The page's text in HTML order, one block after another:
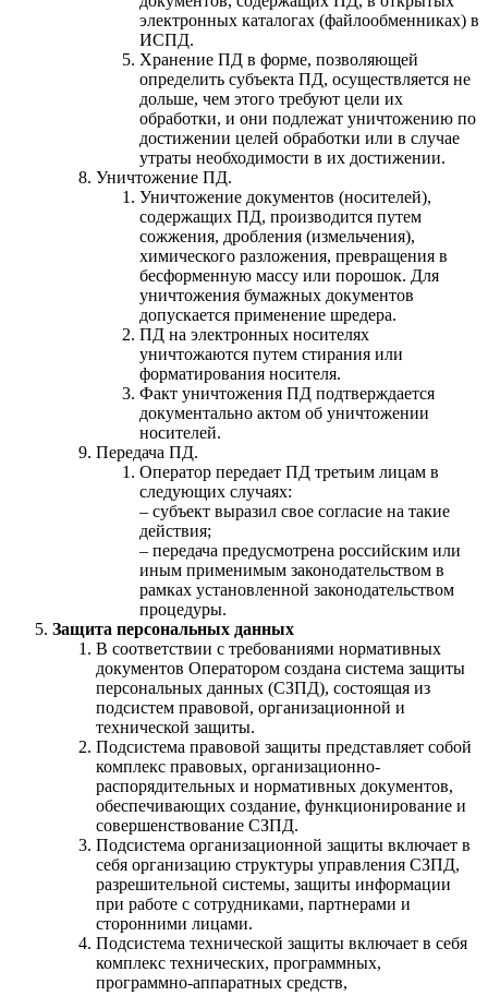
электронных каталогах (файлообменниках) в
ИСПД.
Хранение ПД в форме, позволяющей
определить субъекта ПД, осуществляется не
дольше, чем этого требуют цели их
обработки, и они подлежат уничтожению по
достижении целей обработки или в случае
утраты необходимости в их достижении.
Уничтожение ПД.
Уничтожение документов (носителей),
содержащих ПД, производится путем
сожжения, дробления (измельчения),
химического разложения, превращения в
бесформенную массу или порошок. Для
уничтожения бумажных документов
допускается применение шредера.
ПД на электронных носителях
уничтожаются путем стирания или
форматирования носителя.
Факт уничтожения ПД подтверждается
документально актом об уничтожении
носителей.
Передача ПД.
Оператор передает ПД третьим лицам в
следующих случаях:
– субъект выразил свое согласие на такие
действия;
– передача предусмотрена российским или
иным применимым законодательством в
рамках установленной законодательством
процедуры.
Защита персональных данных
В соответствии с требованиями нормативных
документов Оператором создана система защиты
персональных данных (СЗПД), состоящая из
подсистем правовой, организационной и
технической защиты.
Подсистема правовой защиты представляет собой
комплекс правовых, организационно-
распорядительных и нормативных документов,
обеспечивающих создание, функционирование и
совершенствование СЗПД.
Подсистема организационной защиты включает в
себя организацию структуры управления СЗПД,
разрешительной системы, защиты информации
при работе с сотрудниками, партнерами и
сторонними лицами.
Подсистема технической защиты включает в себя
комплекс технических, программных,
программно-аппаратных средств,